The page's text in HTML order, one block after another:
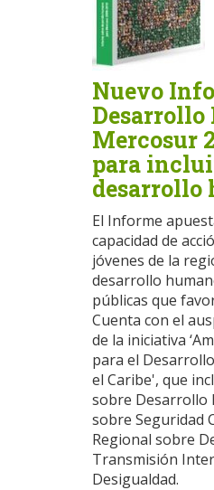
Nuevo
Desarrollo
Mercosur
para
desarrollo
El Informe
capacidad de
jóvenes de la
desarrollo
públicas que
Cuenta con el
de la iniciativa
para el
el Caribe', que
sobre Desarrollo
sobre Seguridad
Regional sobre
Transmisión
Desigualdad.